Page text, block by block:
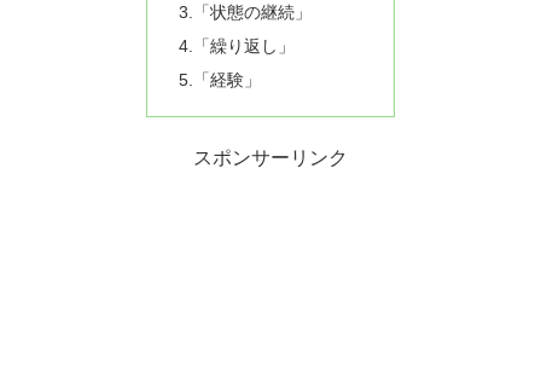
3.「状態の継続」
4.「繰り返し」
5.「経験」
スポンサーリンク